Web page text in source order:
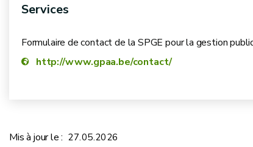
9 mois installation
Services
Formulaire de contact de la SPGE pour la gestion
http://www.gpaa.be/contact/
Mis à jour le : 27.05.2026